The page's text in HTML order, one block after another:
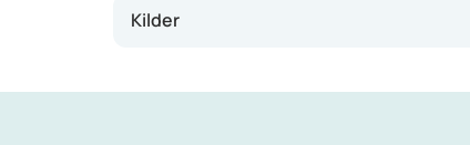
Kilder